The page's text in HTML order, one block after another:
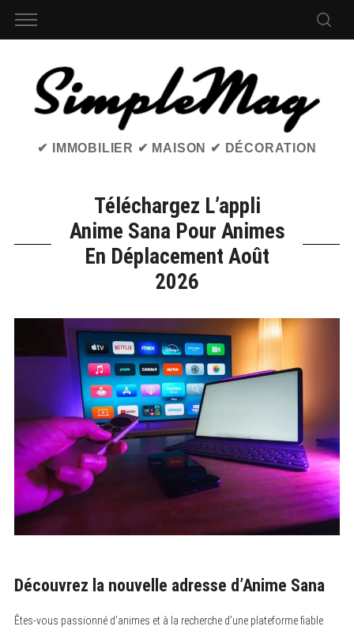
✔ IMMOBILIER ✔ MAISON ✔ DÉCORATION
Téléchargez L’appli
Anime Sana Pour Animes
En Déplacement Août
2026
Découvrez la nouvelle adresse d’Anime Sana
Êtes-vous passionné d’animes et à la recherche d’une plateforme fiable